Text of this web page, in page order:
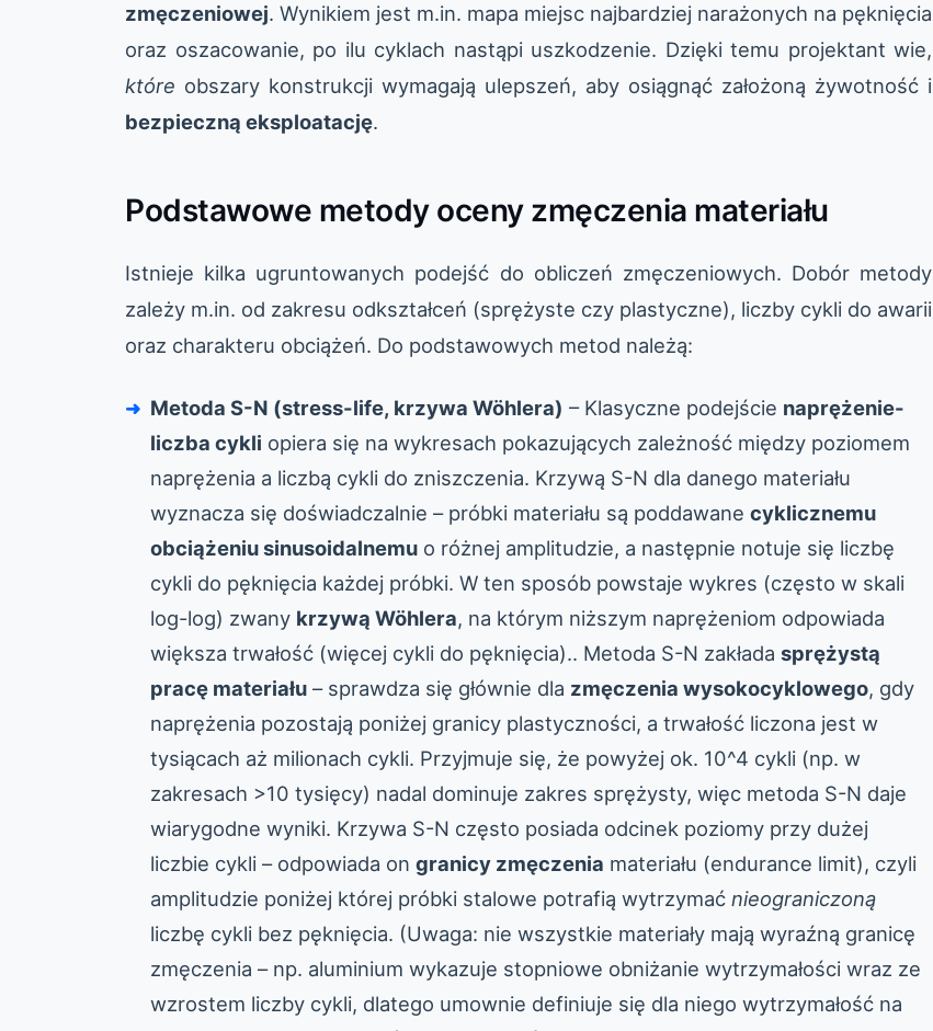
zmęczeniowej. Wynikiem jest m.in. mapa miejsc najbardziej narażonych na pęknięcia
oraz oszacowanie, po ilu cyklach nastąpi uszkodzenie. Dzięki temu projektant wie,
które obszary konstrukcji wymagają ulepszeń, aby osiągnąć założoną żywotność i
bezpieczną eksploatację.
Podstawowe metody oceny zmęczenia materiału
Istnieje kilka ugruntowanych podejść do obliczeń zmęczeniowych. Dobór metody
zależy m.in. od zakresu odkształceń (sprężyste czy plastyczne), liczby cykli do awarii
oraz charakteru obciążeń. Do podstawowych metod należą:
Metoda S-N (stress-life, krzywa Wöhlera) – Klasyczne podejście naprężenie-
liczba cykli opiera się na wykresach pokazujących zależność między poziomem
naprężenia a liczbą cykli do zniszczenia. Krzywą S-N dla danego materiału
wyznacza się doświadczalnie – próbki materiału są poddawanecyklicznemu
obciążeniu sinusoidalnemu o różnej amplitudzie, a następnie notuje się liczbę
cykli do pęknięcia każdej próbki. W ten sposób powstaje wykres (często w skali
log-log) zwany krzywą Wöhlera, na którym niższym naprężeniom odpowiada
większa trwałość (więcej cykli do pęknięcia).. Metoda S-N zakładasprężystą
pracę materiału – sprawdza się głównie dla zmęczenia wysokocyklowego, gdy
naprężenia pozostają poniżej granicy plastyczności, a trwałość liczona jest w
tysiącach aż milionach cykli. Przyjmuje się, że powyżej ok. 10^4 cykli (np. w
zakresach >10 tysięcy) nadal dominuje zakres sprężysty, więc metoda S-N daje
wiarygodne wyniki. Krzywa S-N często posiada odcinek poziomy przy dużej
liczbie cykli – odpowiada ongranicy zmęczenia materiału (endurance limit), czyli
amplitudzie poniżej której próbki stalowe potrafią wytrzymaćnieograniczoną
liczbę cykli bez pęknięcia. (Uwaga: nie wszystkie materiały mają wyraźną granicę
zmęczenia – np. aluminium wykazuje stopniowe obniżanie wytrzymałości wraz ze
wzrostem liczby cykli, dlatego umownie definiuje się dla niego wytrzymałość na